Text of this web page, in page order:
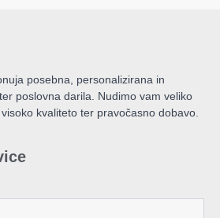
posebna, personalizirana in
poslovna darila. Nudimo vam veliko
kvaliteto ter pravočasno dobavo.